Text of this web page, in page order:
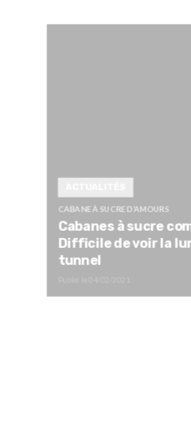
CABANE À SUCRE D’AMOURS
Cabanes à sucre
Difficile de voir la
tunnel